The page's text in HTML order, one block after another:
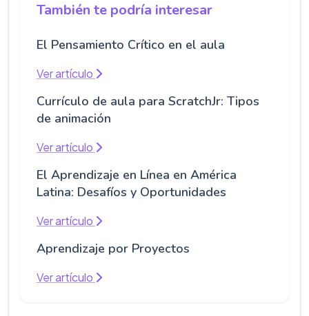
También te podría interesar
El Pensamiento Crítico en el aula
Ver artículo
Currículo de aula para ScratchJr: Tipos
de animación
Ver artículo
El Aprendizaje en Línea en América
Latina: Desafíos y Oportunidades
Ver artículo
Aprendizaje por Proyectos
Ver artículo